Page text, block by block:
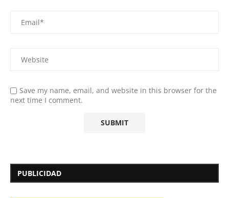
Save my name, email, and website in this browser for the
next time I comment.
PUBLICIDAD